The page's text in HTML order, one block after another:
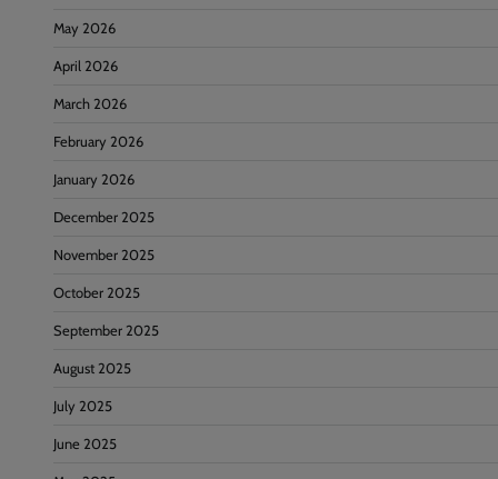
May 2026
April 2026
March 2026
February 2026
January 2026
December 2025
November 2025
October 2025
September 2025
August 2025
July 2025
June 2025